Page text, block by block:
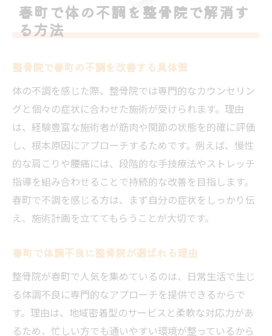
春町で体の不調を整骨院で解消す
る方法
整骨院で春町の不調を改善する具体策
体の不調を感じた際、整骨院では専門的なカウンセリン
グと個々の症状に合わせた施術が受けられます。理由
は、経験豊富な施術者が筋肉や関節の状態を的確に評価
し、根本原因にアプローチするためです。例えば、慢性
的な肩こりや腰痛には、段階的な手技療法やストレッチ
指導を組み合わせることで持続的な改善を目指します。
春町で不調を感じる方は、まず自分の症状をしっかり伝
え、施術計画を立ててもらうことが大切です。
春町で体調不良に整骨院が選ばれる理由
整骨院が春町で人気を集めているのは、日常生活で生じ
る体調不良に専門的なアプローチを提供できるからで
す。理由は、地域密着型のサービスと柔軟な対応力があ
るため、忙しい方でも通いやすい環境が整っているから